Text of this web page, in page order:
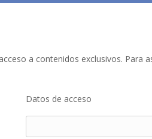
a contenidos exclusivos. Para
Datos de acceso